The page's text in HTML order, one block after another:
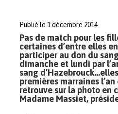
Publié le 1 décembre 2014
Pas de match pour les
certaines d’entre elles
participer au don du
dimanche et lundi par
sang
premières marraines
retrouve sur la photo en
Madame Massiet,